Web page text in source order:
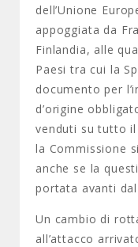
dell’Unione
appoggiata da
Finlandia, alle
Paesi tra cui la
documento per
d’origine
venduti su tutto il
la Commissione
anche se la
portata avanti
Un cambio di
all’attacco